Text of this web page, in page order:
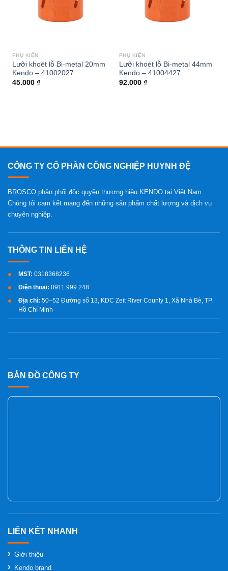
PHỤ KIỆN
Lưỡi khoét lỗ Bi-metal 20mm
Kendo – 41002027
45.000 ₫
PHỤ KIỆN
Lưỡi khoét lỗ Bi-metal 44mm
Kendo – 41004427
92.000 ₫
BẢN ĐỒ CÔNG TY
Giới thiệu
Kendo brand
CÔNG TY CỔ PHẦN CÔNG NGHIỆP HUYNH ĐỆ
BROSCO phân phối độc quyền thương hiệu KENDO tại Việt Nam.
Chúng tôi cam kết mang đến những sản phẩm chất lượng và dịch vụ
chuyên nghiệp.
MST: 0318368236
Điện thoại: 0911 999 248
Địa chỉ: 50–52 Đường số 13, KDC Zeit River County 1, Xã Nhà Bè, TP.
Hồ Chí Minh